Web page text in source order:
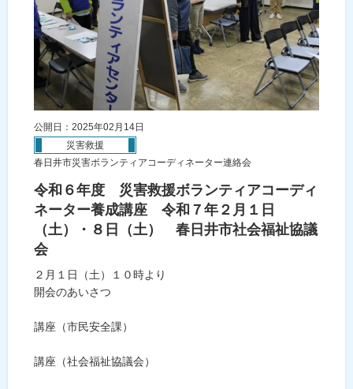
公開日：2025年02月14日
災害救援
春日井市災害ボランティアコーディネーター連絡会
令和６年度 災害救援ボランティアコーディ
ネーター養成講座 令和７年２月１日
（土）・８日（土） 春日井市社会福祉協議
会
２月１日（土）１０時より
開会のあいさつ
講座（市民安全課）
講座（社会福祉協議会）